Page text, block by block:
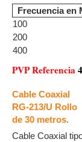
Frecuencia en
100
200
400
PVP Referencia
Cable Coaxial
RG-213/U Rollo
de 30 metros.
Cable Coaxial